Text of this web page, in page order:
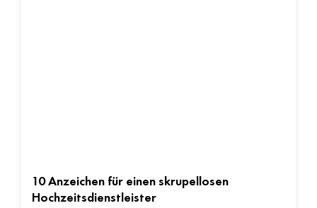
10 Anzeichen für einen skrupellosen
Hochzeitsdienstleister